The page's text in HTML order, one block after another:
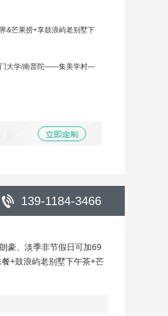
&芒果捞+享鼓浪屿老别墅下
大学/南普陀——集美学村—
139-1184-3466
豪、淡季非节假日可加69
+鼓浪屿老别墅下午茶+芒